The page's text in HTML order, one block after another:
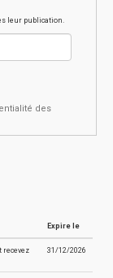
leur publication.
des
Expire le
recevez
31/12/2026